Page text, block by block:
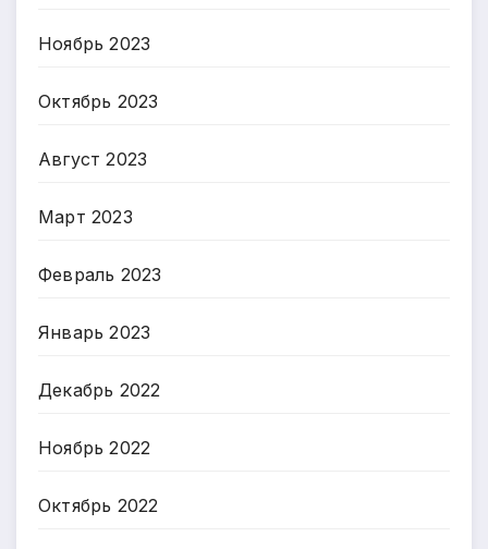
Ноябрь 2023
Октябрь 2023
Август 2023
Март 2023
Февраль 2023
Январь 2023
Декабрь 2022
Ноябрь 2022
Октябрь 2022